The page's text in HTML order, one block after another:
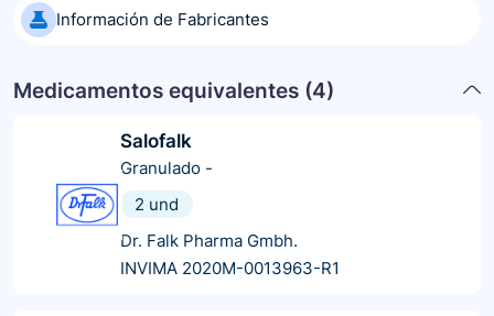
Información de Fabricantes
Medicamentos equivalentes (4)
Salofalk
Granulado -
2 und
Dr. Falk Pharma Gmbh.
INVIMA 2020M-0013963-R1